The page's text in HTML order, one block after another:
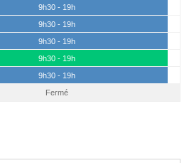
9h30 - 19h
9h30 - 19h
9h30 - 19h
9h30 - 19h
9h30 - 19h
Fermé